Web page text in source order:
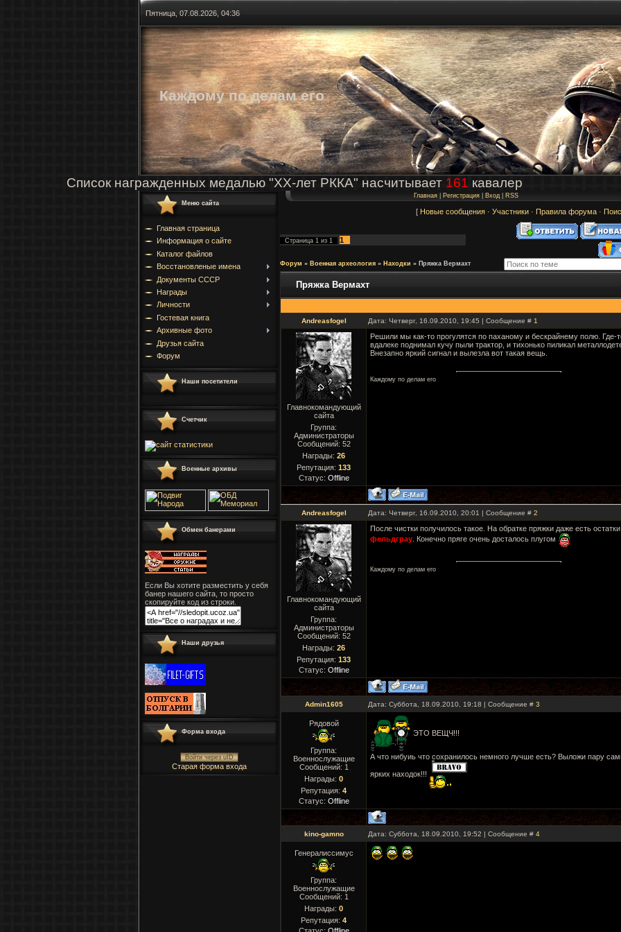
Пятница, 07.08.2026, 04:36
Каждому по делам его
Список награжденных медалью "ХХ-лет РККА" насчитывает 161 кавалер
Меню сайта
Главная страница
Информация о сайте
Каталог файлов
Восстановленые имена
Документы СССР
Награды
Личности
Гостевая книга
Архивные фото
Друзья сайта
Форум
Наши посетители
Счетчик
Военные архивы
Обмен банерами
Если Вы хотите разместить у себя
банер нашего сайта, то просто
скопируйте код из строки.
Наши друзья
Форма входа
Войти через uID
Старая форма входа
Главная| Регистрация| Вход| RSS
[ Новые сообщения · Участники · Правила форума ·
Страница 1 из 1 1
Форум » Военная археология » Находки » Пряжка Вермахт
Пряжка Вермахт
Andreasfogel Дата: Четверг, 16.09.2010, 19:45 | Сообщение # 1
Главнокомандующий
сайта
Группа:
Администраторы
Сообщений: 52
Награды: 26
Репутация: 133
Статус: Offline
Решили мы как-то прогулятся по паханому и бескрайнему полю. Где-
вдалеке поднимал кучу пыли трактор, и тихонько пиликал
Внезапно яркий сигнал и вылезла вот такая вещь.
Каждому по делам его
Andreasfogel Дата: Четверг, 16.09.2010, 20:01 | Сообщение # 2
Главнокомандующий
сайта
Группа:
Администраторы
Сообщений: 52
Награды: 26
Репутация: 133
Статус: Offline
После чистки получилось такое. На обратке пряжки даже есть
фельдграу . Конечно пряге очень досталось плугом
Каждому по делам его
Admin1605 Дата: Суббота, 18.09.2010, 19:18 | Сообщение # 3
Рядовой
Группа:
Военнослужащие
Сообщений: 1
Награды: 0
Репутация: 4
Статус: Offline
ЭТО ВЕЩЧ!!!
А что нибуиь что сохранилось немного лучше есть? Выложи пару
ярких находок!!!
kino-gamno Дата: Суббота, 18.09.2010, 19:52 | Сообщение # 4
Генералиссимус
Группа:
Военнослужащие
Сообщений: 1
Награды: 0
Репутация: 4